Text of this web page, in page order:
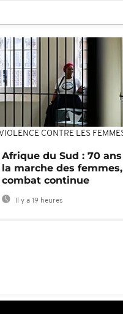
VIOLENCE CONTRE LES
Afrique du Sud : 70
la marche des
combat continue
Il y a 19 heures